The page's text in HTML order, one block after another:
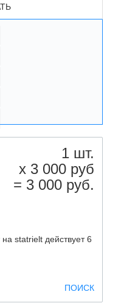
1 шт.
х 3 000 руб
= 3 000 руб.
statrielt действует 6
ПОИСК